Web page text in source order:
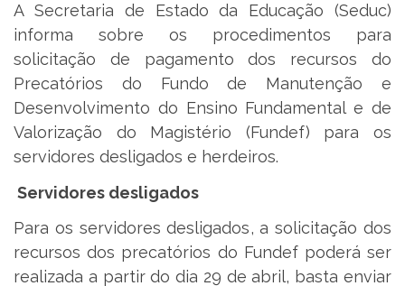
A Secretaria de Estado da Educação (Seduc)
informa sobre os procedimentos para
solicitação de pagamento dos recursos do
Precatórios do Fundo de Manutenção e
Desenvolvimento do Ensino Fundamental e de
Valorização do Magistério (Fundef) para os
servidores desligados e herdeiros.
Servidores desligados
Para os servidores desligados, a solicitação dos
recursos dos precatórios do Fundef poderá ser
realizada a partir do dia 29 de abril, basta enviar